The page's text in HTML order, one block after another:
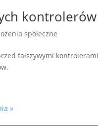
kontrolerów
społeczne
fałszywymi
»